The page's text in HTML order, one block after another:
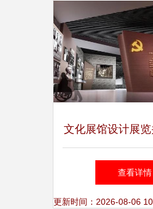
文化展馆设计展
业商品陈列,它是
学术力量
查看详情
更新时间：2026-08-06